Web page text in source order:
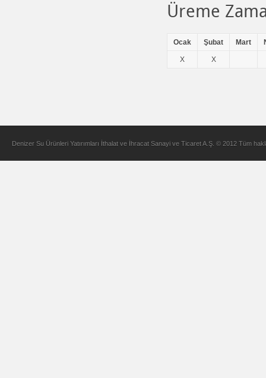
Üreme
Ocak Şubat Mart
X X
Denizer Su Ürünleri Yatırımları İthalat ve İhracat Sanayi ve Ticaret A.Ş. © 2012 Tüm